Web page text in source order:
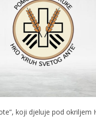
koji djeluje pod okriljem